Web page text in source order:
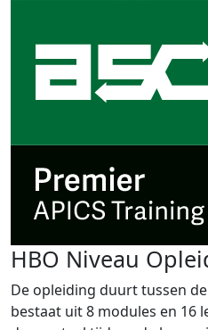
HBO Niveau
De opleiding duurt tussen
bestaat uit 8 modules en 16